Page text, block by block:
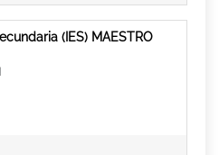
(IES) MAESTRO